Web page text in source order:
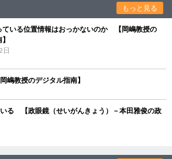
もっと見る
ている位置情報はおっかないのか 【岡嶋教授の
日
教授のデジタル指南】
る 【政眼鏡（せいがんきょう）－本田雅俊の政